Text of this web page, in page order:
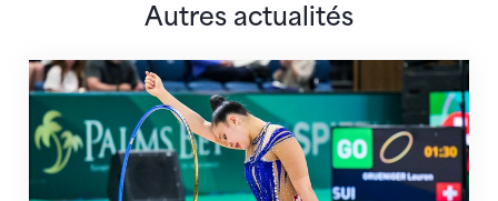
Autres actualités
Prochaine étape : les Championnats du monde